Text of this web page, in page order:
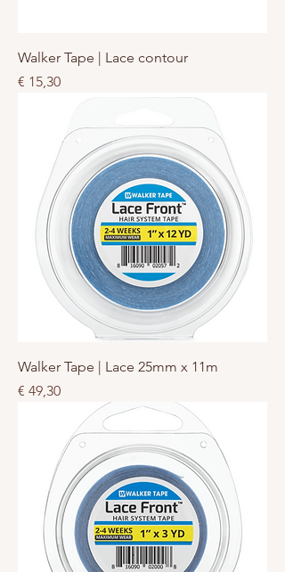
Walker Tape | Lace contour
Prijs
€ 15,30
Walker Tape | Lace 25mm x 11m
Prijs
€ 49,30